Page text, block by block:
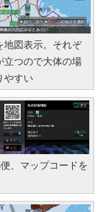
地図表示。それぞ
立つので大体の場
やすい
、マップコードを